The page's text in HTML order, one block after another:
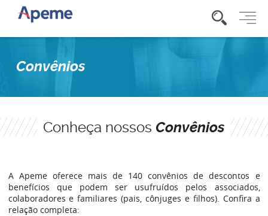
Convênios
Conheça nossos Convênios
A Apeme oferece mais de 140 convênios de descontos e
benefícios que podem ser usufruídos pelos associados,
colaboradores e familiares (pais, cônjuges e filhos). Confira a
relação completa: